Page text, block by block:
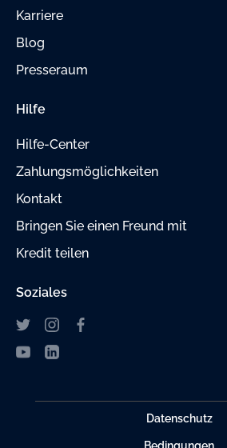
Karriere
Blog
Presseraum
Hilfe
Hilfe-Center
Zahlungsmöglichkeiten
Kontakt
Bringen Sie einen Freund mit
Kredit teilen
Soziales
Datenschutz
Bedingungen